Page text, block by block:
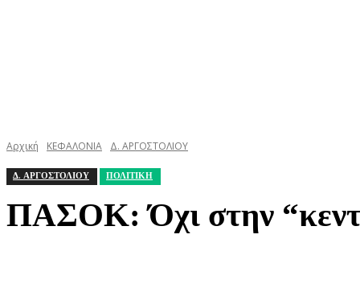
Αρχική ΚΕΦΑΛΟΝΙΑ Δ. ΑΡΓΟΣΤΟΛΙΟΥ
Δ. ΑΡΓΟΣΤΟΛΙΟΥ ΠΟΛΙΤΙΚΗ
ΠΑΣΟΚ: Όχι στην